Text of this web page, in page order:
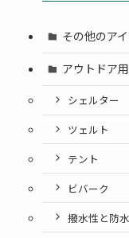
その他のア
アウトドア
シェルター
ツェルト
テント
ビバーク
撥水性と防